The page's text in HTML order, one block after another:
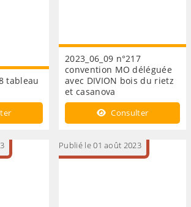
tableau
2023_06_09 n°217
convention MO déléguée
avec DIVION bois du rietz
et casanova
Consulter
Publié le 01 août 2023